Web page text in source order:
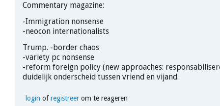
Commentary magazine:
-Immigration nonsense
-neocon internationalists
Trump. -border chaos
-variety pc nonsense
-reform foreign policy (new approaches:
duidelijk onderscheid tussen vriend en vijand.
login ofregistreerom te reageren